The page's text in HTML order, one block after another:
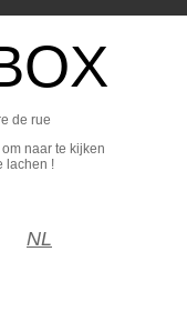
de rue
naar te kijken
lachen !
NL